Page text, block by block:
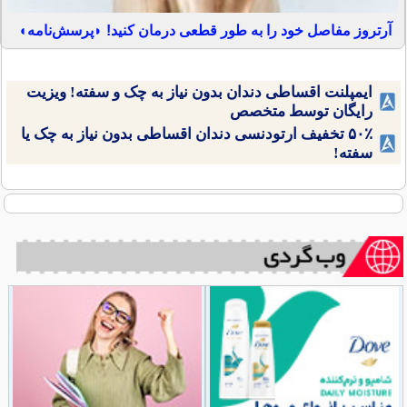
آرتروز مفاصل خود را به طور قطعی درمان کنید! ◗پرسش‌نامه◖
ایمپلنت اقساطی دندان بدون نیاز به چک و سفته! ویزیت
رایگان توسط متخصص
۵۰٪ تخفیف ارتودنسی دندان اقساطی بدون نیاز به چک یا
سفته!